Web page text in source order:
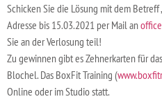
Schicken Sie die Lösung mit dem
Adresse bis 15.03.2021 per Mail an
Sie an der Verlosung teil!
Zu gewinnen gibt es Zehnerkarten für
Blochel. Das BoxFit Training (
Online oder im Studio statt.